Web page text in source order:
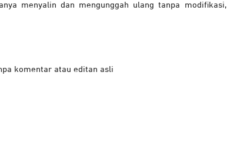
menyalin dan mengunggah ulang tanpa modifikasi,
komentar atau editan asli